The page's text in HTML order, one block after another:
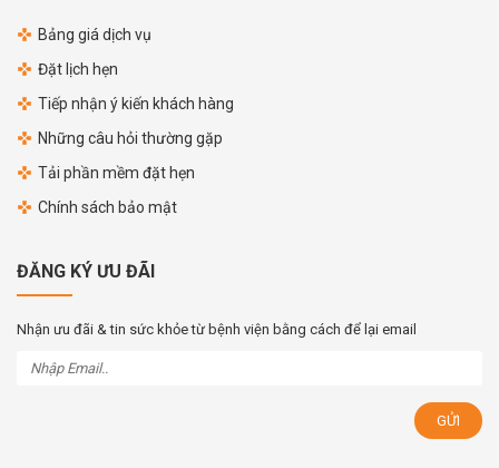
Bảng giá dịch vụ
Đặt lịch hẹn
Tiếp nhận ý kiến khách hàng
Những câu hỏi thường gặp
Tải phần mềm đặt hẹn
Chính sách bảo mật
ĐĂNG KÝ ƯU ĐÃI
Nhận ưu đãi & tin sức khỏe từ bệnh viện bằng cách để lại email